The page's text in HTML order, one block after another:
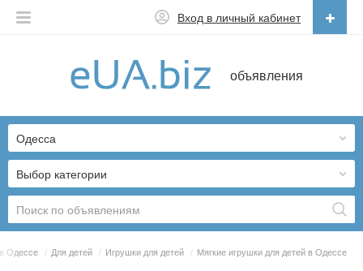
объявления
Вход в личный кабинет
Українська
Выбор категории
Одесса
Одессе / Для детей / Игрушки для детей / Мягкие игрушки для детей в Одессе